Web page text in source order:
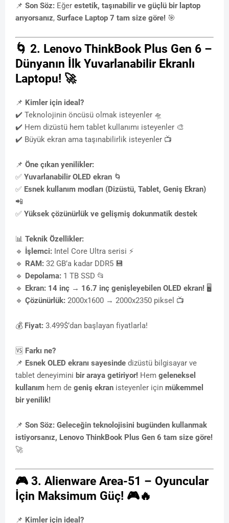
📌 Son Söz: Eğer estetik, taşınabilir ve güçlü bir laptop
arıyorsanız, Surface Laptop 7 tam size göre! 🎯
🌀 2. Lenovo ThinkBook Plus Gen 6 –
Dünyanın İlk Yuvarlanabilir Ekranlı
Laptopu! 🚀
📌 Kimler için ideal?
✔️ Teknolojinin öncüsü olmak isteyenler 🛸
✔️ Hem dizüstü hem tablet kullanımı isteyenler 🎨
✔️ Büyük ekran ama taşınabilirlik isteyenler 📺
📌 Öne çıkan yenilikler:
✅ Yuvarlanabilir OLED ekran 🌀
✅ Esnek kullanım modları (Dizüstü, Tablet, Geniş Ekran)
📲
✅ Yüksek çözünürlük ve gelişmiş dokunmatik destek
📊 Teknik Özellikler:
🔹 İşlemci: Intel Core Ultra serisi ⚡
🔹 RAM: 32 GB’a kadar DDR5 💾
🔹 Depolama: 1 TB SSD 📂
🔹 Ekran: 14 inç → 16.7 inç genişleyebilen OLED ekran! 🖥
🔹 Çözünürlük: 2000x1600 → 2000x2350 piksel 📺
💰 Fiyat: 3.499$’dan başlayan fiyatlarla!
🆚 Farkı ne?
📌 Esnek OLED ekranı sayesinde dizüstü bilgisayar ve
tablet deneyimini bir araya getiriyor! Hem geleneksel
kullanım hem de geniş ekran isteyenler için mükemmel
bir yenilik!
📌 Son Söz: Geleceğin teknolojisini bugünden kullanmak
istiyorsanız, Lenovo ThinkBook Plus Gen 6 tam size göre!
🚀
🎮 3. Alienware Area-51 – Oyuncular
İçin Maksimum Güç! 🎮🔥
📌 Kimler için ideal?